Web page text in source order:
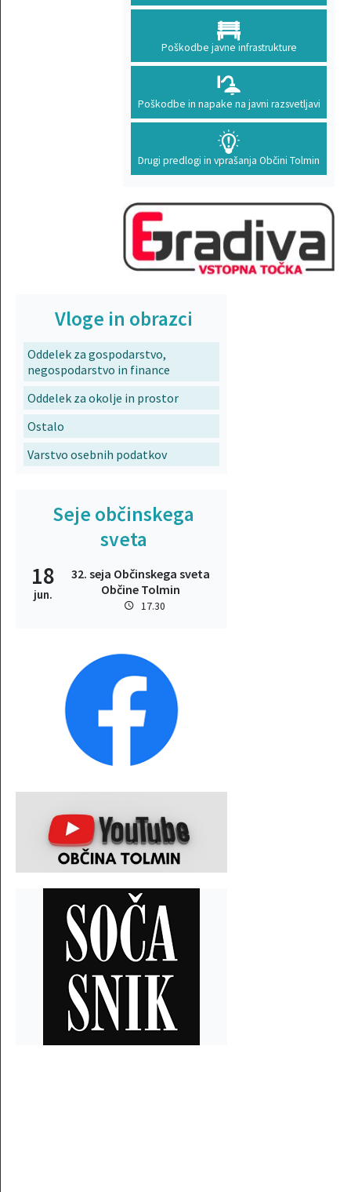
Poškodbe javne infrastrukture
Poškodbe in napake na javni razsvetljavi
Drugi predlogi in vprašanja Občini Tolmin
Vloge in obrazci
Oddelek za gospodarstvo,
negospodarstvo in finance
Oddelek za okolje in prostor
Ostalo
Varstvo osebnih podatkov
Seje občinskega
sveta
18
jun.
32. seja Občinskega sveta
Občine Tolmin
17.30